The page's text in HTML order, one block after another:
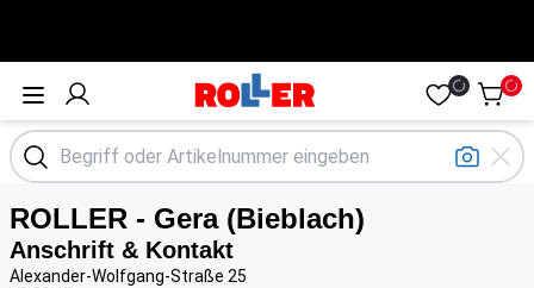
Öffne Menü
ROLLER - Gera (Bieblach)
Anschrift & Kontakt
Alexander-Wolfgang-Straße 25